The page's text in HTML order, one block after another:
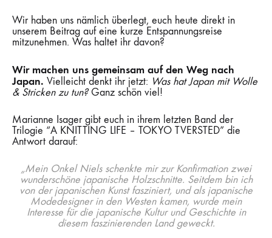
Wir haben uns nämlich überlegt, euch heute direkt in
unserem Beitrag auf eine kurze Entspannungsreise
mitzunehmen. Was haltet ihr davon?
Wir machen uns gemeinsam auf den Weg nach
Japan. Vielleicht denkt ihr jetzt: Was hat Japan mit Wolle
& Stricken zu tun?Ganz schön viel!
Marianne Isager gibt euch in ihrem letzten Band der
Trilogie “A KNITTING LIFE – TOKYO TVERSTED” die
Antwort darauf:
„Mein Onkel Niels schenkte mir zur Konfirmation zwei
wunderschöne japanische Holzschnitte. Seitdem bin ich
von der japanischen Kunst fasziniert, und als japanische
Modedesigner in den Westen kamen, wurde mein
Interesse für die japanische Kultur und Geschichte in
diesem faszinierenden Land geweckt.